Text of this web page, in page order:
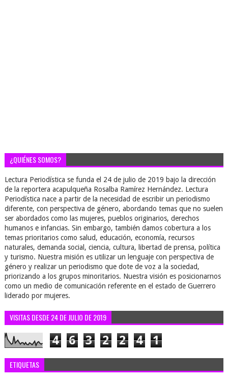
¿QUIÉNES SOMOS?
Lectura Periodística se funda el 24 de julio de 2019 bajo la dirección
de la reportera acapulqueña Rosalba Ramírez Hernández. Lectura
Periodística nace a partir de la necesidad de escribir un periodismo
diferente, con perspectiva de género, abordando temas que no suelen
ser abordados como las mujeres, pueblos originarios, derechos
humanos e infancias. Sin embargo, también damos cobertura a los
temas prioritarios como salud, educación, economía, recursos
naturales, demanda social, ciencia, cultura, libertad de prensa, política
y turismo. Nuestra misión es utilizar un lenguaje con perspectiva de
género y realizar un periodismo que dote de voz a la sociedad,
priorizando a los grupos minoritarios. Nuestra visión es posicionarnos
como un medio de comunicación referente en el estado de Guerrero
liderado por mujeres.
VISITAS DESDE 24 DE JULIO DE 2019
4 6 3 2 2 4 1
ETIQUETAS